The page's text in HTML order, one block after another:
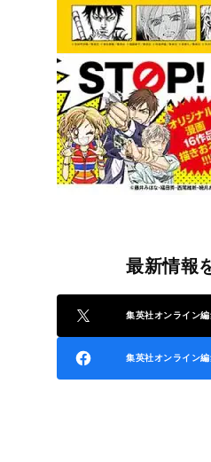
最新情報
集英社オンライン
集英社オンライン